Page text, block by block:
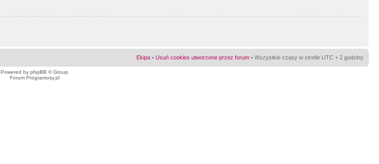
Ekipa • Usuń cookies utworzone przez forum • Wszystkie czasy w strefie UTC + 2 godziny
Powered by phpBB © Group
Forum Programosy.pl